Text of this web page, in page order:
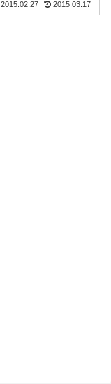
2015.02.27 2015.03.17